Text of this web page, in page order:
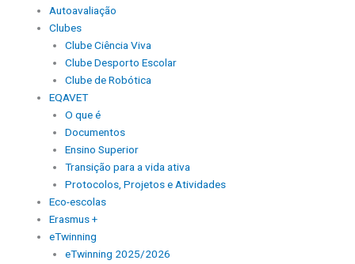
Autoavaliação
Clubes
Clube Ciência Viva
Clube Desporto Escolar
Clube de Robótica
EQAVET
O que é
Documentos
Ensino Superior
Transição para a vida ativa
Protocolos, Projetos e Atividades
Eco-escolas
Erasmus +
eTwinning
eTwinning 2025/2026